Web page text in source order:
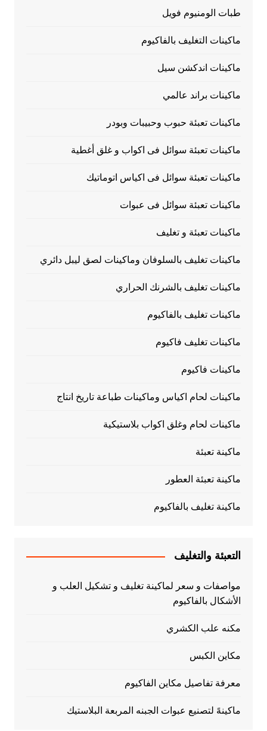
طبات الومنيوم فويل
ماكينات التغليف بالفاكيوم
ماكينات اندكشن سيل
ماكينات براند عالمي
ماكينات تعبئة حبوب وحبيبات وبودر
ماكينات تعبئة سوائل فى اكواب و غلق أغطية
ماكينات تعبئة سوائل فى اكياس اتوماتيك
ماكينات تعبئة سوائل فى عبوات
ماكينات تعبئة و تغليف
ماكينات تغليف بالسلوفان وماكينات لصق ليبل دائري
ماكينات تغليف بالشرنك الحراري
ماكينات تغليف بالفاكيوم
ماكينات تغليف فاكيوم
ماكينات فاكيوم
ماكينات لحام اكياس وماكينات طباعة تاريخ انتاج
ماكينات لحام وغلق اكواب بلاستيكية
ماكينة تعبئة
ماكينة تعبئة العطور
ماكينة تغليف بالفاكيوم
التعبئة والتغليف
مواصفات و سعر لماكينة تغليف و تشكيل العلب و
الأشكال بالفاكيوم
مكنه علب الكشري
مكاين الكبس
معرفة تفاصيل مكاين الفاكيوم
ماكينهً لتصنيع عبوات الجبنه المربعة البلاستيك